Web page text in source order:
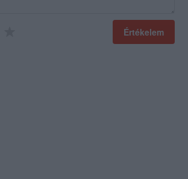
Értékelem